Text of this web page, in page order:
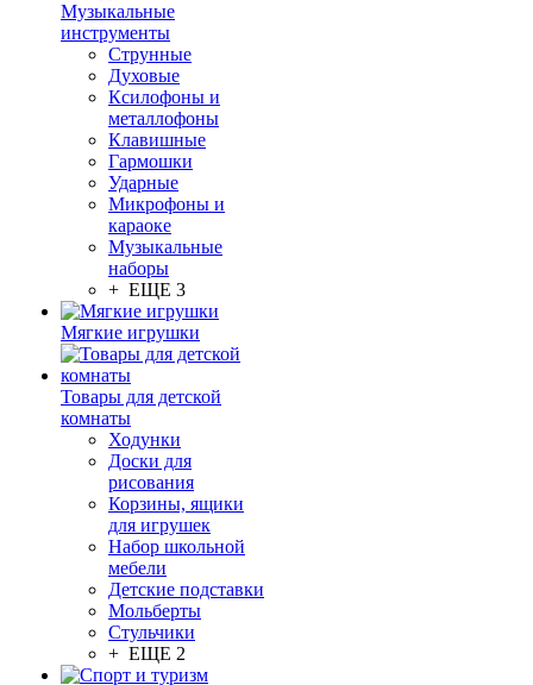
Музыкальные
инструменты
Струнные
Духовые
Ксилофоны и
металлофоны
Клавишные
Гармошки
Ударные
Микрофоны и
караоке
Музыкальные
наборы
+ ЕЩЕ 3
Мягкие игрушки
Товары для детской
комнаты
Ходунки
Доски для
рисования
Корзины, ящики
для игрушек
Набор школьной
мебели
Детские подставки
Мольберты
Стульчики
+ ЕЩЕ 2